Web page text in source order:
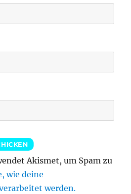
Akismet, um Spam zu
wie deine
werden.